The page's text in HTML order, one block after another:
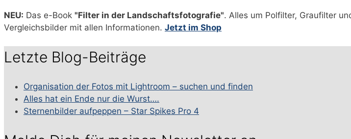
NEU: Das e-Book "Filter in der Landschaftsfotografie". Alles um Polfilter, Graufilter
Vergleichsbilder mit allen Informationen. Jetzt im Shop
Letzte Blog-Beiträge
Organisation der Fotos mit Lightroom – suchen und finden
Alles hat ein Ende nur die Wurst….
Sternenbilder aufpeppen – Star Spikes Pro 4